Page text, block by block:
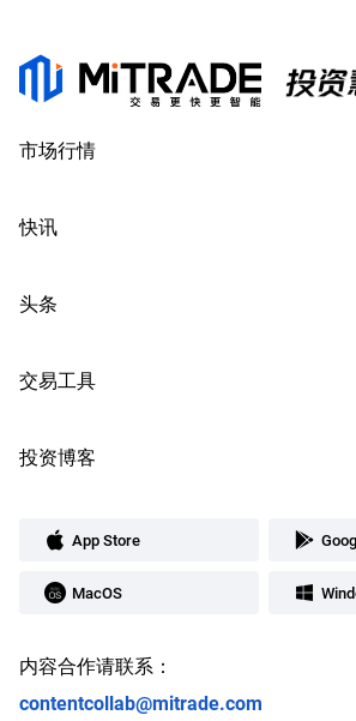
市场行情
快讯
头条
交易工具
投资博客
App Store
MacOS
内容合作请联系：
contentcollab@mitrade.com